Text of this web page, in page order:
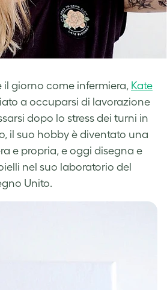
il giorno come infermiera, Kate
a occuparsi di lavorazione
dopo lo stress dei turni in
il suo hobby è diventato una
e propria, e oggi disegna e
nel suo laboratorio del
Unito.